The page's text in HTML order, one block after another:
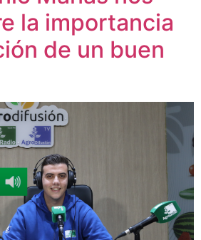
la importancia
de un buen